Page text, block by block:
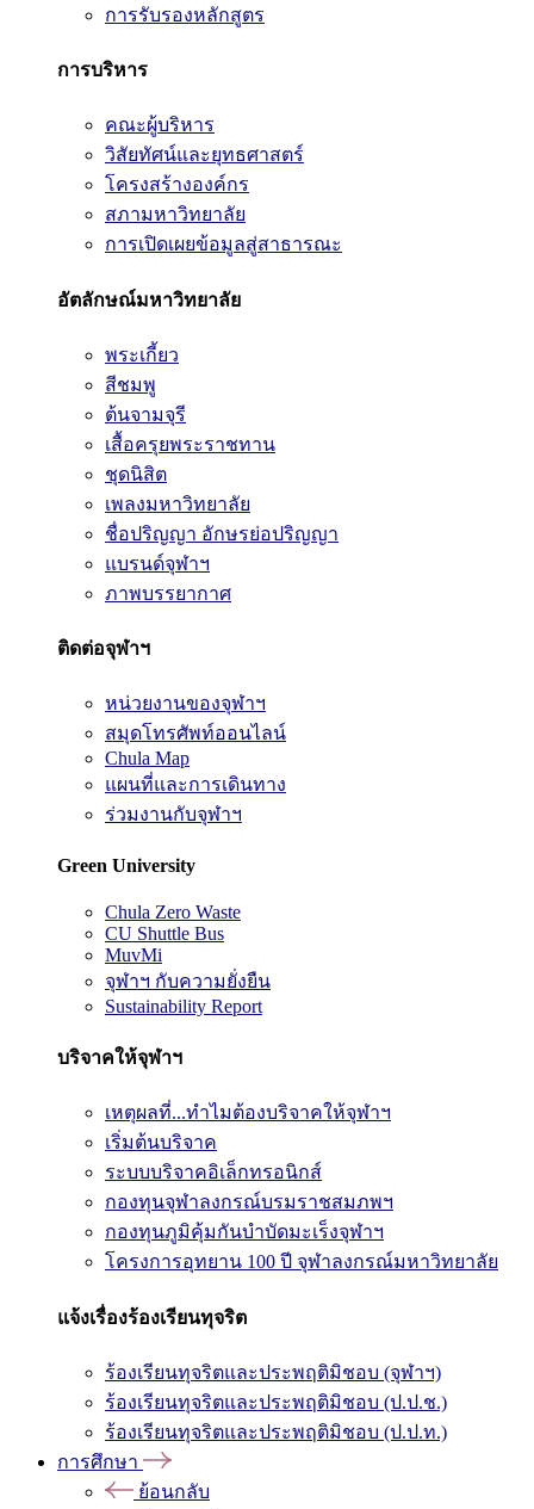
การรับรองหลักสูตร
การบริหาร
คณะผู้บริหาร
วิสัยทัศน์และยุทธศาสตร์
โครงสร้างองค์กร
สภามหาวิทยาลัย
การเปิดเผยข้อมูลสู่สาธารณะ
อัตลักษณ์มหาวิทยาลัย
พระเกี้ยว
สีชมพู
ต้นจามจุรี
เสื้อครุยพระราชทาน
ชุดนิสิต
เพลงมหาวิทยาลัย
ชื่อปริญญา อักษรย่อปริญญา
แบรนด์จุฬาฯ
ภาพบรรยากาศ
ติดต่อจุฬาฯ
หน่วยงานของจุฬาฯ
สมุดโทรศัพท์ออนไลน์
Chula Map
แผนที่และการเดินทาง
ร่วมงานกับจุฬาฯ
Green University
Chula Zero Waste
CU Shuttle Bus
MuvMi
จุฬาฯ กับความยั่งยืน
Sustainability Report
บริจาคให้จุฬาฯ
เหตุผลที่...ทำไมต้องบริจาคให้จุฬาฯ
เริ่มต้นบริจาค
ระบบบริจาคอิเล็กทรอนิกส์
กองทุนจุฬาลงกรณ์บรมราชสมภพฯ
กองทุนภูมิคุ้มกันบำบัดมะเร็งจุฬาฯ
โครงการอุทยาน 100 ปี จุฬาลงกรณ์มหาวิทยาลัย
แจ้งเรื่องร้องเรียนทุจริต
ร้องเรียนทุจริตและประพฤติมิชอบ (จุฬาฯ)
ร้องเรียนทุจริตและประพฤติมิชอบ (ป.ป.ช.)
ร้องเรียนทุจริตและประพฤติมิชอบ (ป.ป.ท.)
การศึกษา
ย้อนกลับ